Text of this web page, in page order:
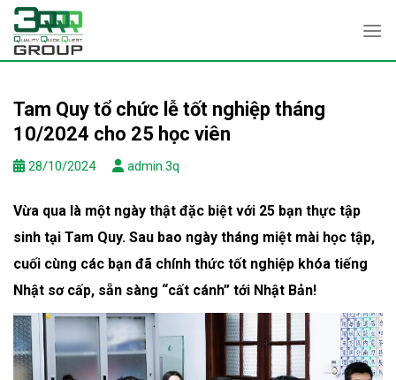
Skip
content
Tam Quy tổ chức lễ tốt nghiệp tháng
10/2024 cho 25 học viên
28/10/2024 admin.3q
Vừa qua là một ngày thật đặc biệt với 25 bạn thực tập
sinh tại Tam Quy. Sau bao ngày tháng miệt mài học tập,
cuối cùng các bạn đã chính thức tốt nghiệp khóa tiếng
Nhật sơ cấp, sẵn sàng “cất cánh” tới Nhật Bản!